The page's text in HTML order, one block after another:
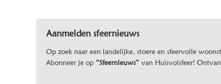
Aanmelden sfeernieuws
Op zoek naar een landelijke, stoere en sfeervolle
Abonneer je op “Sfeernieuws” van Huisvolsfeer!